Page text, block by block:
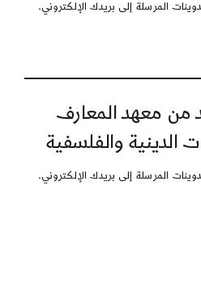
المرسلة إلى بريدك الإلكتروني.
من معهد المعارف
الدينية والفلسفية
المرسلة إلى بريدك الإلكتروني.